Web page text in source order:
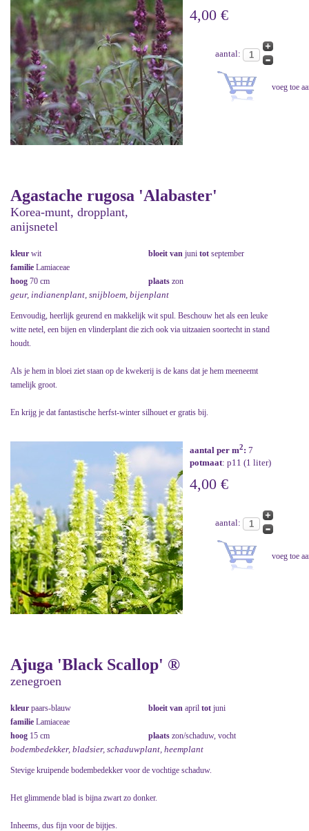
4,00 €
aantal:
Agastache rugosa 'Alabaster'
Korea-munt, dropplant,
anijsnetel
kleur wit bloeit van juni tot september
familie Lamiaceae
hoog 70 cm plaats zon
geur, indianenplant, snijbloem, bijenplant
Eenvoudig, heerlijk geurend en makkelijk wit spul. Beschouw het als een leuke
witte netel, een bijen en vlinderplant die zich ook via uitzaaien soortecht in stand
houdt.
Als je hem in bloei ziet staan op de kwekerij is de kans dat je hem meeneemt
tamelijk groot.
En krijg je dat fantastische herfst-winter silhouet er gratis bij.
aantal per m2: 7
potmaat: p11 (1 liter)
4,00 €
aantal:
Ajuga 'Black Scallop' ®
zenegroen
kleur paars-blauw bloeit van april tot juni
familie Lamiaceae
hoog 15 cm plaats zon/schaduw, vocht
bodembedekker, bladsier, schaduwplant, heemplant
Stevige kruipende bodembedekker voor de vochtige schaduw.
Het glimmende blad is bijna zwart zo donker.
Inheems, dus fijn voor de bijtjes.